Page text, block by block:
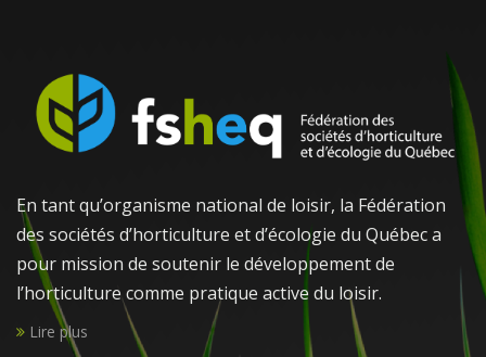
En tant qu’organisme national de loisir, la Fédération
des sociétés d’horticulture et d’écologie du Québec a
pour mission de soutenir le développement de
l’horticulture comme pratique active du loisir.
Lire plus